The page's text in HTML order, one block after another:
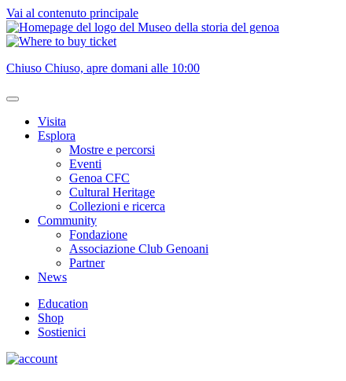
Vai al contenuto principale
Chiuso Chiuso, apre domani alle 10:00
Visita
Esplora
Mostre e percorsi
Eventi
Genoa CFC
Cultural Heritage
Collezioni e ricerca
Community
Fondazione
Associazione Club Genoani
Partner
News
Education
Shop
Sostienici